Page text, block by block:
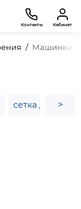
Контакты Кабинет
Машинки
сетка для>